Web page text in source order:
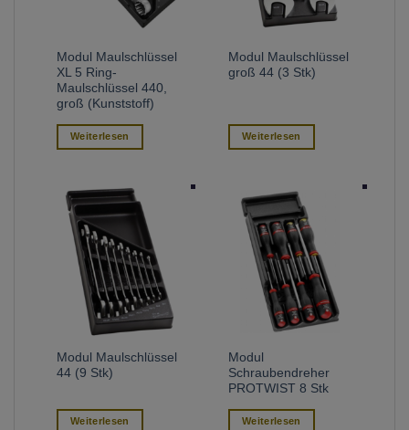
Modul Maulschlüssel
XL 5 Ring-
Maulschlüssel 440,
groß (Kunststoff)
Weiterlesen
Modul Maulschlüssel
groß 44 (3 Stk)
Weiterlesen
Modul Maulschlüssel
44 (9 Stk)
Weiterlesen
Modul
Schraubendreher
PROTWIST 8 Stk
Weiterlesen